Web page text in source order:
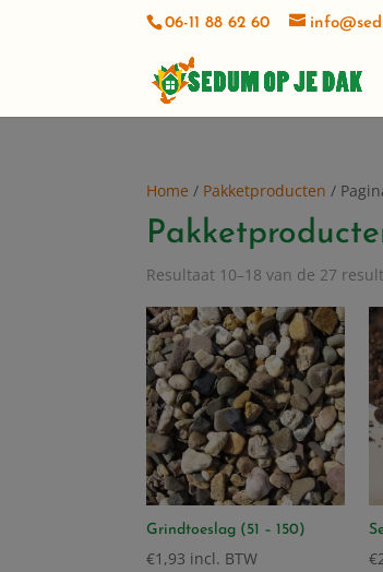
06-11 88 62 60
Home / Pakketproducten /
Resultaat 10–18 van de 27
Grindtoeslag (51 – 150)
€1,93 incl. BTW €